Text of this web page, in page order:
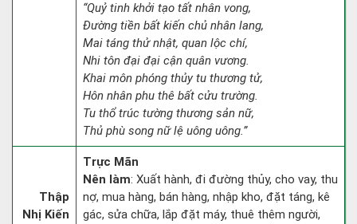
“Quỷ tinh khởi tạo tất nhân vong,
Đường tiền bất kiến chủ nhân lang,
Mai táng thử nhật, quan lộc chí,
Nhi tôn đại đại cận quân vương.
Khai môn phóng thủy tu thương tử,
Hôn nhân phu thê bất cửu trường.
Tu thổ trúc tường thương sản nữ,
Thủ phù song nữ lệ uông uông.”
Thập
Nhị Kiến
Trực Mãn
Nên làm: Xuất hành, đi đường thủy, cho vay, thu
nợ, mua hàng, bán hàng, nhập kho, đặt táng, kê
gác, sửa chữa, lắp đặt máy, thuê thêm người,